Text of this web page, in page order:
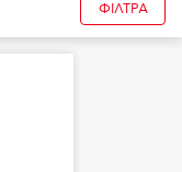
ΦΙΛΤΡΑ